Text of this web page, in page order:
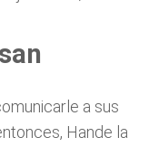
a sus
Hande la